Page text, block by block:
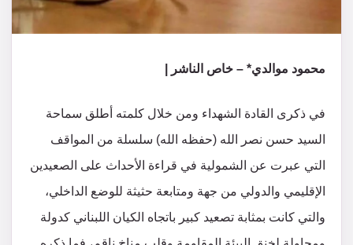
محمود موالدي* – خاص الناشر |
في ذكرى القادة الشهداء ومن خلال كلمته أطلق سماحة
السيد حسن نصر الله (حفظه الله) سلسلة من المواقف
التي عبرت عن الشمولية في قراءة الأحداث على الصعيدين
الإقليمي والدولي من جهة ومتابعة حثيثة للوضع الداخلي،
والتي كانت بمثابة تصعيد كبير باتجاه الكيان اللبناني كدولة